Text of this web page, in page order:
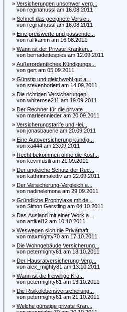
» Versicherungen unschwer verg...
von reginahussl am 16.08.2011
» Schnell das geeignete Versic...
von reginahussl am 16.08.2011
» Eine preiswerte und passende...
von ralfkamm am 16.08.2011
» Wann ist der Private Kranken...
von bernadettespies am 12.09.2011
» Außerordentliches Kündigungs...
von gert am 05.09.2011
» Günstig und gleichwohl gut a...
von stevenhorletti am 14.09.2011
» Die richtigen Versicherungen...
von whiterose211 am 19.09.2011
» Der Rechner für die private ...
von marleennieder am 20.09.2011
» Versicherungstarife und -lei...
von jonasbauerle am 20.09.2011
» Eine Autoversicherung kündig...
von xa444 am 23.09.2011
» Recht bekommen ohne die Kost...
von kevinfusili am 21.09.2011
» Der ungleiche Schutz der Rec...
von kathrinmalediv am 22.09.2011
» Der Versicherung-Vergleich e...
von nadinelemona am 29.09.2011
» Gründliche Prophylaxe mit de...
von Simon Gerstling am 04.10.2011
» Das Ausland mit einer Work a...
von artikel12 am 10.10.2011
» Weswegen sich die Privathaft...
von maxmighty70 am 17.10.2011
» Die Wohngebäude Versicherung...
von petermighty61 am 18.10.2011
» Der Hausratversicherung-Verg...
von alex_mighty81 am 13.10.2011
» Wann ist die freiwillige Kra...
von petermighty61 am 13.10.2011
» Die Risikolebensversicherung...
von petermighty61 am 21.10.2011
» Welche günstige private Kran...